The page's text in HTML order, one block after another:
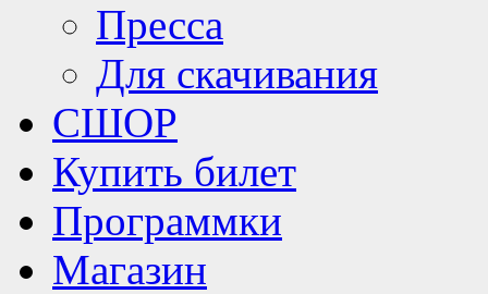
Пресса
Для скачивания
СШОР
Купить билет
Программки
Магазин